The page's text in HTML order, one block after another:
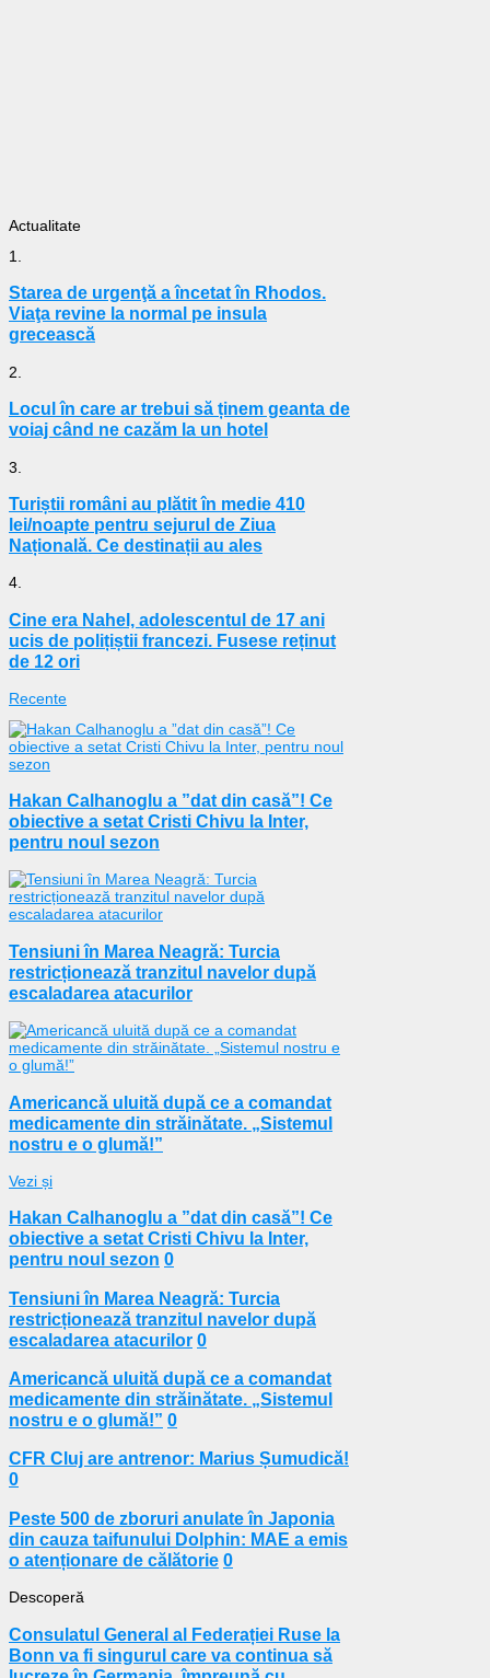
Actualitate
1.
Starea de urgenţă a încetat în Rhodos.
Viaţa revine la normal pe insula
grecească
2.
Locul în care ar trebui să ținem geanta de
voiaj când ne cazăm la un hotel
3.
Turiștii români au plătit în medie 410
lei/noapte pentru sejurul de Ziua
Națională. Ce destinații au ales
4.
Cine era Nahel, adolescentul de 17 ani
ucis de polițiștii francezi. Fusese reținut
de 12 ori
Recente
Hakan Calhanoglu a ”dat din casă”! Ce
obiective a setat Cristi Chivu la Inter,
pentru noul sezon
Tensiuni în Marea Neagră: Turcia
restricționează tranzitul navelor după
escaladarea atacurilor
Americancă uluită după ce a comandat
medicamente din străinătate. „Sistemul
nostru e o glumă!”
Vezi și
Hakan Calhanoglu a ”dat din casă”! Ce
obiective a setat Cristi Chivu la Inter,
pentru noul sezon 0
Tensiuni în Marea Neagră: Turcia
restricționează tranzitul navelor după
escaladarea atacurilor 0
Americancă uluită după ce a comandat
medicamente din străinătate. „Sistemul
nostru e o glumă!” 0
CFR Cluj are antrenor: Marius Șumudică!
0
Peste 500 de zboruri anulate în Japonia
din cauza taifunului Dolphin: MAE a emis
o atenționare de călătorie 0
Descoperă
Consulatul General al Federației Ruse la
Bonn va fi singurul care va continua să